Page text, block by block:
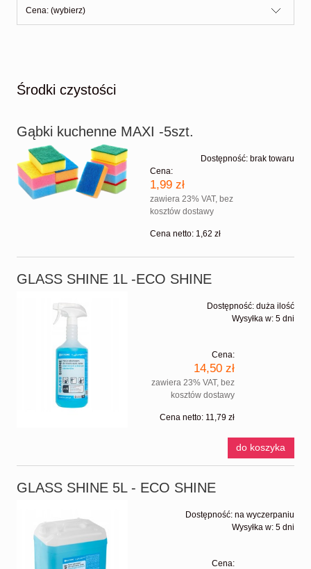
Cena: (wybierz)
Środki czystości
Gąbki kuchenne MAXI -5szt.
Dostępność: brak towaru
Cena:
1,99 zł
zawiera 23% VAT, bez
kosztów dostawy
Cena netto: 1,62 zł
GLASS SHINE 1L -ECO SHINE
Dostępność: duża ilość
Wysyłka w: 5 dni
Cena:
14,50 zł
zawiera 23% VAT, bez
kosztów dostawy
Cena netto: 11,79 zł
do koszyka
GLASS SHINE 5L - ECO SHINE
Dostępność: na wyczerpaniu
Wysyłka w: 5 dni
Cena: